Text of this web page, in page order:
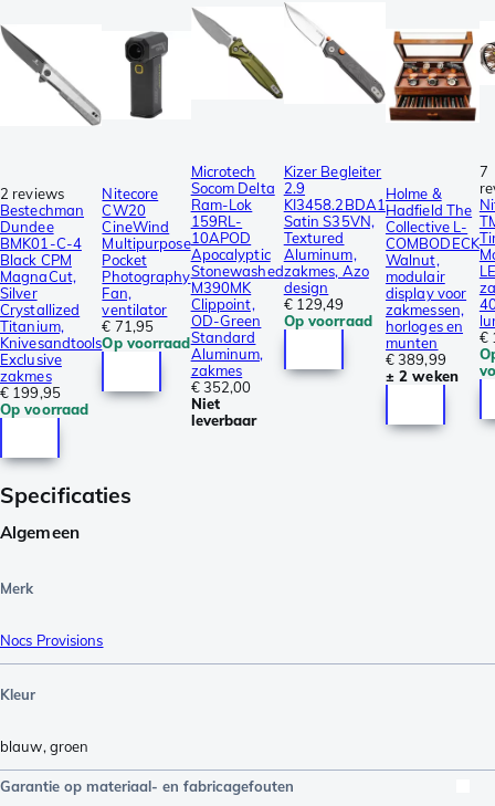
2 reviews
Bestechman
Dundee
BMK01-C-4
Black CPM
MagnaCut,
Silver
Crystallized
Titanium,
Knivesandtools
Exclusive
zakmes
€ 199,95
Op voorraad
Nitecore
CW20
CineWind
Multipurpose
Pocket
Photography
Fan,
ventilator
€ 71,95
Op voorraad
Microtech
Socom Delta
Ram-Lok
159RL-
10APOD
Apocalyptic
Stonewashed
M390MK
Clippoint,
OD-Green
Standard
Aluminum,
zakmes
€ 352,00
Niet
leverbaar
Kizer Begleiter
2.9
KI3458.2BDA1
Satin S35VN,
Textured
Aluminum,
zakmes, Azo
design
€ 129,49
Op voorraad
Holme &
Hadfield The
Collective L-
COMBODECK
Walnut,
modulair
display voor
zakmessen,
horloges en
munten
€ 389,99
± 2 weken
7
€
Specificaties
Algemeen
Merk
Nocs Provisions
Kleur
blauw,groen
Garantie op materiaal- en fabricagefouten